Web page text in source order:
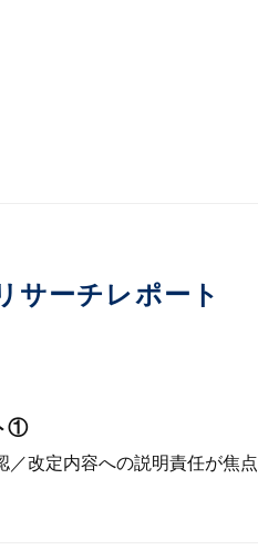
サーチレポート
①
／改定内容への説明責任が焦点